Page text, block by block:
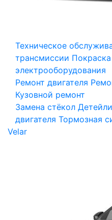
Техническое
трансмиссии
электрооборудования
Ремонт двигателя
Кузовной ремонт
Замена стёкол
двигателя Тормозная
Velar